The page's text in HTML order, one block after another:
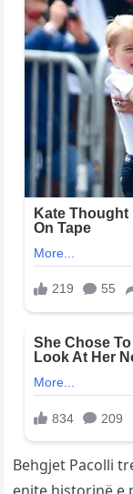
Behgjet Pacolli